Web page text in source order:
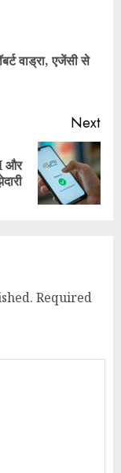
वाड्रा, एजेंसी से
Next
और
Required